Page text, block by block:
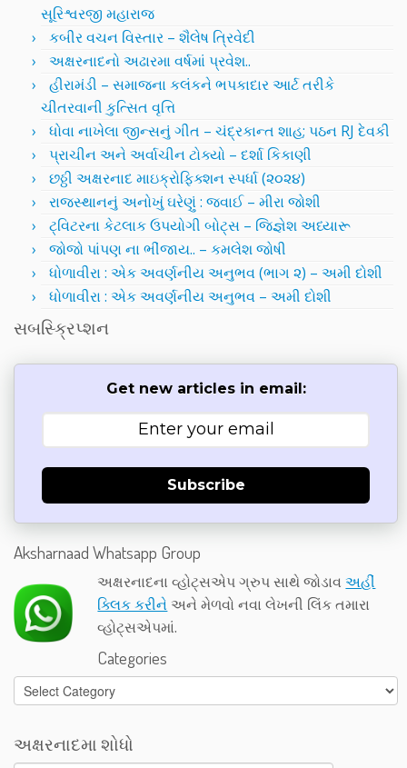
સૂરિશ્વરજી મહારાજ
કબીર વચન વિસ્તાર – શૈલેષ ત્રિવેદી
અક્ષરનાદનો અઢારમા વર્ષમાં પ્રવેશ..
હીરામંડી – સમાજના કલંકને ભપકાદાર આર્ટ તરીકે
ચીતરવાની કુત્સિત વૃત્તિ
ધોવા નાખેલા જીન્સનું ગીત – ચંદ્રકાન્ત શાહ; પઠન RJ દેવકી
પ્રાચીન અને અર્વાચીન ટોક્યો – દર્શા કિકાણી
છઠ્ઠી અક્ષરનાદ માઇક્રોફિક્શન સ્પર્ધા (૨૦૨૪)
રાજસ્થાનનું અનોખું ઘરેણું : જવાઈ – મીરા જોશી
ટ્વિટરના કેટલાક ઉપયોગી બોટ્સ – જિજ્ઞેશ અધ્યારૂ
જોજો પાંપણ ના ભીંજાય.. – કમલેશ જોષી
ધોળાવીરા : એક અવર્ણનીય અનુભવ (ભાગ ૨) – અમી દોશી
ધોળાવીરા : એક અવર્ણનીય અનુભવ – અમી દોશી
સબસ્ક્રિપ્શન
Get new articles in email:
Subscribe
Aksharnaad Whatsapp Group
અક્ષરનાદના વ્હોટ્સએપ ગ્રુપ સાથે જોડાવઅહીં
ક્લિક કરીને અને મેળવો નવા લેખની લિંક તમારા
વ્હોટ્સએપમાં.
Categories
Categories
અક્ષરનાદમા શોધો